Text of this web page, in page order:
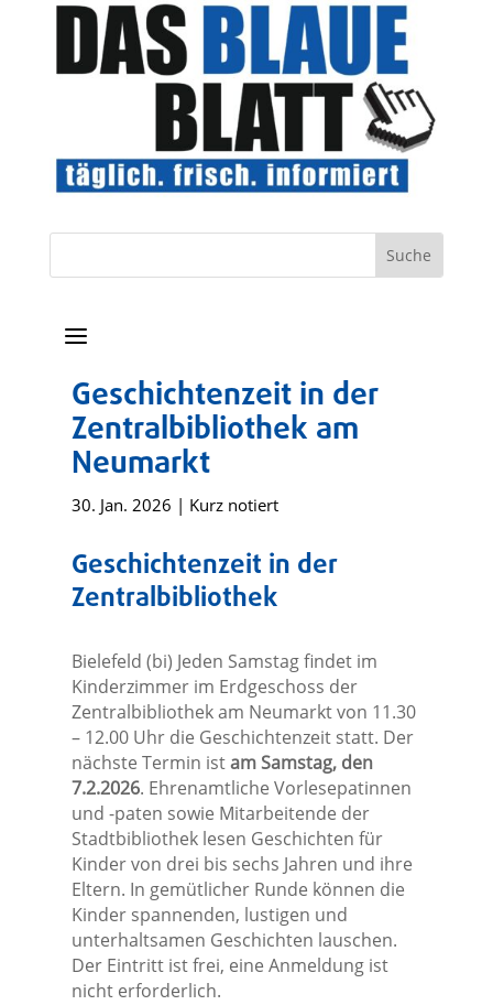
a
Geschichtenzeit in der
Zentralbibliothek am
Neumarkt
30. Jan. 2026 | Kurz notiert
Geschichtenzeit in der
Zentralbibliothek
Bielefeld (bi) Jeden Samstag findet im
Kinderzimmer im Erdgeschoss der
Zentralbibliothek am Neumarkt von 11.30
– 12.00 Uhr die Geschichtenzeit statt. Der
nächste Termin istam Samstag, den
7.2.2026. Ehrenamtliche Vorlesepatinnen
und -paten sowie Mitarbeitende der
Stadtbibliothek lesen Geschichten für
Kinder von drei bis sechs Jahren und ihre
Eltern. In gemütlicher Runde können die
Kinder spannenden, lustigen und
unterhaltsamen Geschichten lauschen.
Der Eintritt ist frei, eine Anmeldung ist
nicht erforderlich.